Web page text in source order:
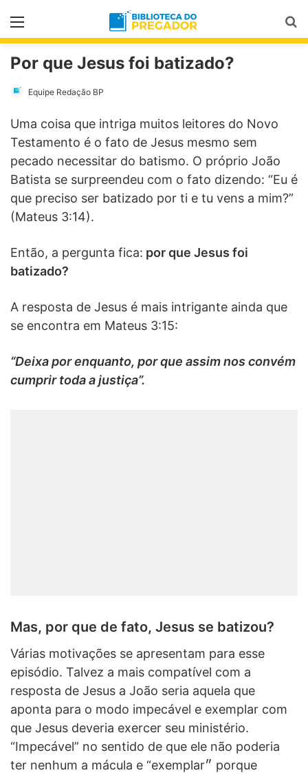
Menu
Por que Jesus foi batizado?
Equipe Redação BP
Uma coisa que intriga muitos leitores do Novo
Testamento é o fato de Jesus mesmo sem
pecado necessitar do batismo. O próprio João
Batista se surpreendeu com o fato dizendo: “Eu é
que preciso ser batizado por ti e tu vens a mim?”
(Mateus 3:14).
Então, a pergunta fica: por que Jesus foi
batizado?
A resposta de Jesus é mais intrigante ainda que
se encontra em Mateus 3:15:
“Deixa por enquanto, por que assim nos convém
cumprir toda a justiça”.
Mas, por que de fato, Jesus se batizou?
Várias motivações se apresentam para esse
episódio. Talvez a mais compatível com a
resposta de Jesus a João seria aquela que
aponta para o modo impecável e exemplar com
que Jesus deveria exercer seu ministério.
“Impecável” no sentido de que ele não poderia
ter nenhum a mácula e “exemplar״ porque